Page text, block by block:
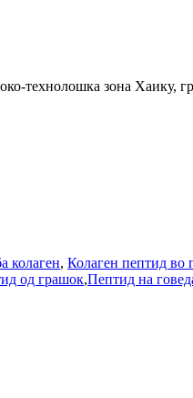
технолошка зона Хаику,
колаген, Колаген пептид во
од грашок,Пептид на